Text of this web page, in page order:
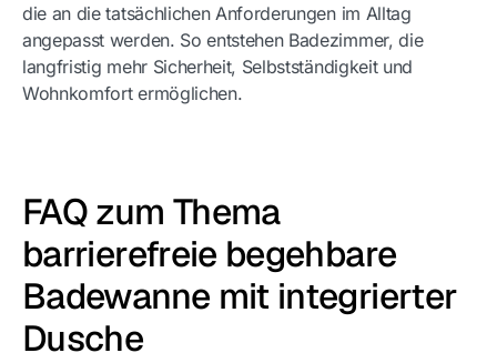
die an die tatsächlichen Anforderungen im Alltag
angepasst werden. So entstehen Badezimmer, die
langfristig mehr Sicherheit, Selbstständigkeit und
Wohnkomfort ermöglichen.
FAQ zum Thema
barrierefreie begehbare
Badewanne mit integrierter
Dusche